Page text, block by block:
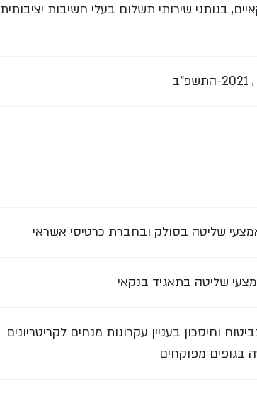
בנותני שירותי תשלום בעלי חשיבות יציבותית
שליטה בסולק ובחברת כרטיסי אשראי
שליטה בתאגיד בנקאי
וחיסכון בעניין עקרונות מנחים לקריטריונים
בגופים מפוקחים